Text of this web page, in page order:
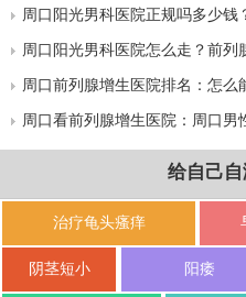
周口阳光男科医院正规吗多少钱
周口阳光男科医院怎么走？前列
周口前列腺增生医院排名：怎么
周口看前列腺增生医院：周口男
给自己
治疗龟头瘙痒
阴茎短小 阳痿